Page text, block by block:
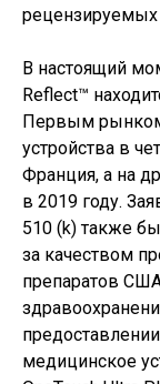
рецензируемых
В настоящий
Reflect™
Первым
устройства в
Франция, а на
в 2019 году.
510 (k) также
за качеством
препаратов
медицинское